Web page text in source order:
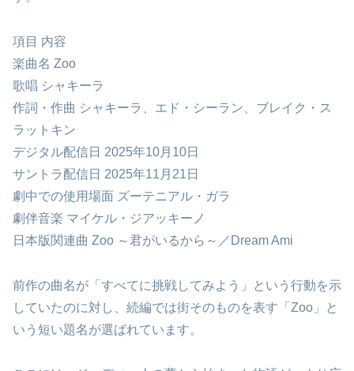
項目 内容
楽曲名 Zoo
歌唱 シャキーラ
作詞・作曲 シャキーラ、エド・シーラン、ブレイク・ス
ラットキン
デジタル配信日 2025年10月10日
サントラ配信日 2025年11月21日
劇中での使用場面 ズーテニアル・ガラ
劇伴音楽 マイケル・ジアッキーノ
日本版関連曲 Zoo ～君がいるから～／Dream Ami
前作の曲名が「すべてに挑戦してみよう」という行動を示
していたのに対し、続編では街そのものを表す「Zoo」と
いう短い題名が選ばれています。